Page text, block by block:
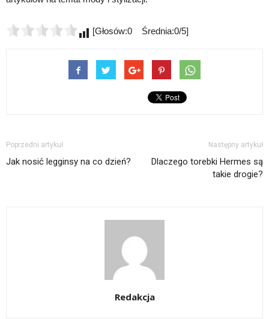
[Głosów:0 Średnia:0/5]
Poprzedni artykuł
Jak nosić legginsy na co dzień?
Następny artykuł
Dlaczego torebki Hermes są
takie drogie?
Redakcja